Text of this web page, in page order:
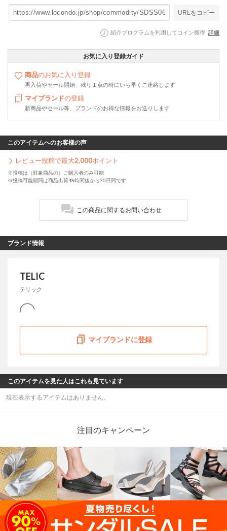
URLをコピー
紹介プログラムを利用してコイン獲得 詳細
お気に入り登録ガイド
商品のお気に入り登録
再入荷やセール開始、残り１点の時にいち早くご連絡します
マイブランドの登録
新商品やセール等、ブランドのお得な情報をお送りします
このアイテムへのお客様の声
レビュー投稿で最大2,000ポイント
※投稿は（対象商品の）ご購入者のみ可能
※投稿可能期間は商品出荷48時間後から30日間です
この商品に関するお問い合わせ
ブランド情報
TELIC
テリック
マイブランドに登録
このアイテムを見た人はこれも見ています
現在表示するアイテムはありません。
注目のキャンペーン